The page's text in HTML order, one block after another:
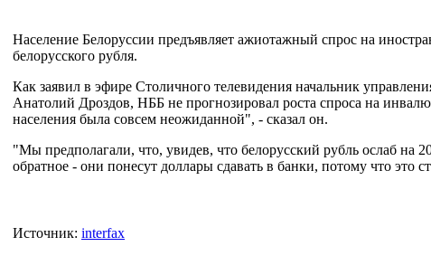
Население Белоруссии предъявляет ажиотажный спрос на
белорусского рубля.
Как заявил в эфире Столичного телевидения начальник
Анатолий Дроздов, НББ не прогнозировал роста спроса на
населения была совсем неожиданной", - сказал он.
"Мы предполагали, что, увидев, что белорусский рубль ослаб на
обратное - они понесут доллары сдавать в банки, потому что это
Источник: interfax